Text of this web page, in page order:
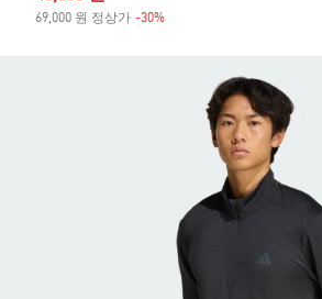
69,000 원 정상가 -30%